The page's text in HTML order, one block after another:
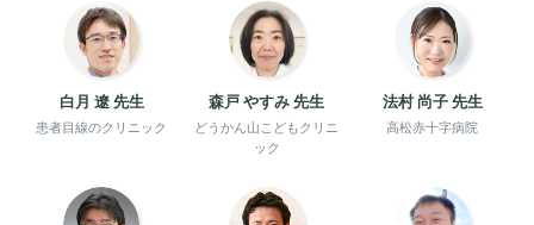
白月 遼 先生
患者目線のクリニック
森戸 やすみ 先生
どうかん山こどもクリニ
ック
法村 尚子 先生
高松赤十字病院